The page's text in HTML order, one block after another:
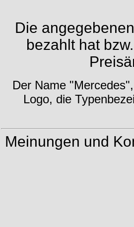
Die
bezahlt hat
Der Name
Logo, die
Meinungen und